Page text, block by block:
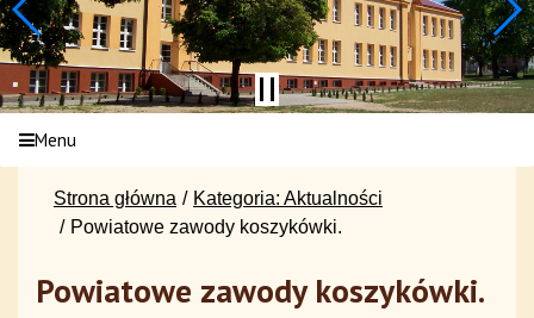
Menu
Strona główna
Kategoria: Aktualności
Powiatowe zawody koszykówki.
Powiatowe zawody koszykówki.